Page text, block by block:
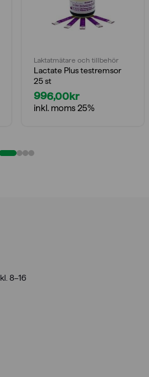
Laktatmätare och tillbehör
Lactate Plus testremsor
25 st
996,00kr
inkl. moms 25%
8–16